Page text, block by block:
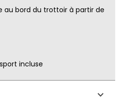
au bord du trottoir à partir de
incluse
keyboard_arrow_down